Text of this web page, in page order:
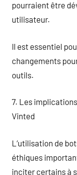
pourraient être
utilisateur.
Il est essentiel
changements
outils.
7. Les
Vinted
L’utilisation de
éthiques
inciter certains à